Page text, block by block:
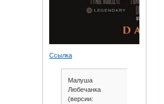
Ссылка
Малуша
Любечанка
(версии: